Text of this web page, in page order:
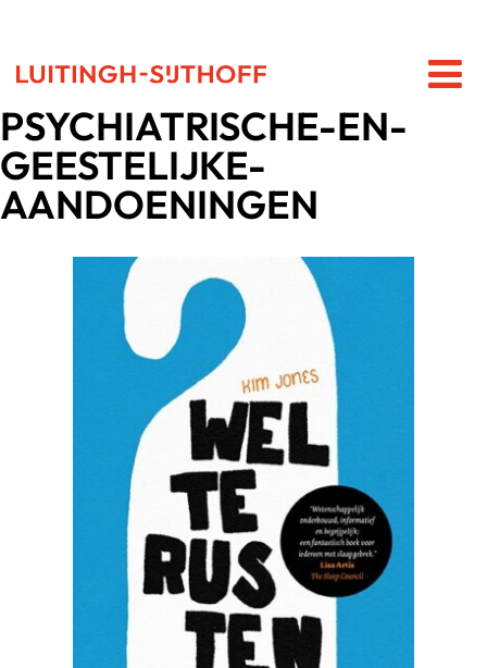
PSYCHIATRISCHE-EN-
GEESTELIJKE-
AANDOENINGEN